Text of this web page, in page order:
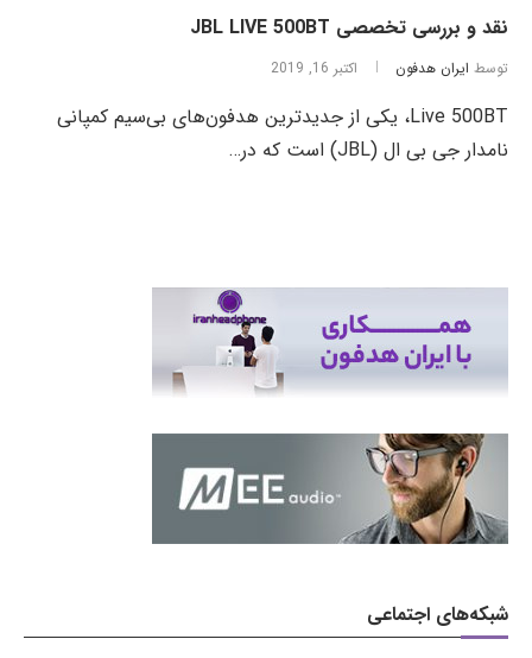
نقد و بررسی تخصصی JBL LIVE 500BT
توسط ایران هدفون اکتبر 16, 2019
Live 500BT، یکی از جدیدترین هدفون‌های بی‌سیم کمپانی
نامدار جی بی ال (JBL) است که در…
شبکه‌های اجتماعی